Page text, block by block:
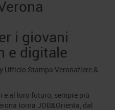
2026
i giovani
e digitale
Ufficio Stampa Veronafiere &
al loro futuro, sempre più
torna JOB&Orienta, dal